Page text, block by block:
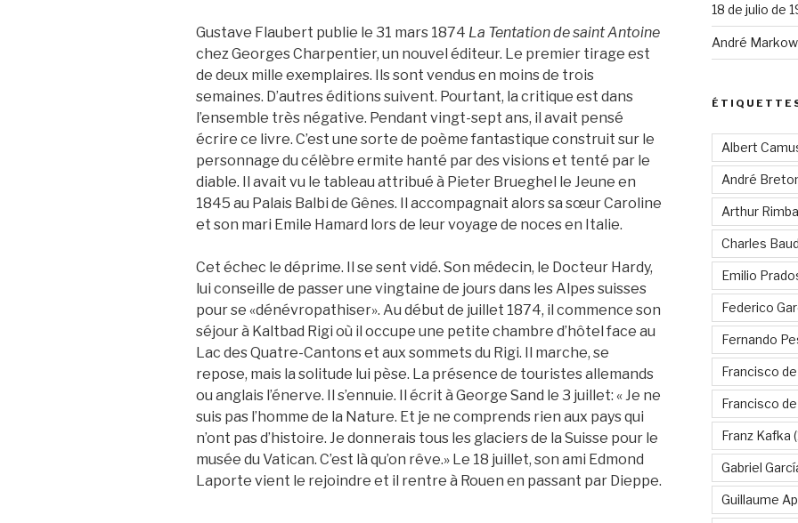
Gustave Flaubert publie le 31 mars 1874 La Tentation de saint Antoine
chez Georges Charpentier, un nouvel éditeur. Le premier tirage est
de deux mille exemplaires. Ils sont vendus en moins de trois
semaines. D’autres éditions suivent. Pourtant, la critique est dans
l’ensemble très négative. Pendant vingt-sept ans, il avait pensé
écrire ce livre. C’est une sorte de poème fantastique construit sur le
personnage du célèbre ermite hanté par des visions et tenté par le
diable. Il avait vu le tableau attribué à Pieter Brueghel le Jeune en
1845 au Palais Balbi de Gênes. Il accompagnait alors sa sœur Caroline
et son mari Emile Hamard lors de leur voyage de noces en Italie.
Cet échec le déprime. Il se sent vidé. Son médecin, le Docteur Hardy,
lui conseille de passer une vingtaine de jours dans les Alpes suisses
pour se «dénévropathiser». Au début de juillet 1874, il commence son
séjour à Kaltbad Rigi où il occupe une petite chambre d’hôtel face au
Lac des Quatre-Cantons et aux sommets du Rigi. Il marche, se
repose, mais la solitude lui pèse. La présence de touristes allemands
ou anglais l’énerve. Il s’ennuie. Il écrit à George Sand le 3 juillet: « Je ne
suis pas l’homme de la Nature. Et je ne comprends rien aux pays qui
n’ont pas d’histoire. Je donnerais tous les glaciers de la Suisse pour le
musée du Vatican. C’est là qu’on rêve.» Le 18 juillet, son ami Edmond
Laporte vient le rejoindre et il rentre à Rouen en passant par Dieppe.
18 de julio de
André
Albert
André
Arthur
Charles
Emilio
Federico
Fernando
Francisco
Francisco
Franz Kafka
Gabriel
Guillaume